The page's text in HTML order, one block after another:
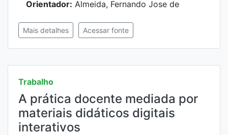
Orientador: Almeida, Fernando Jose de
Mais detalhes Acessar fonte
Trabalho
A prática docente mediada por
materiais didáticos digitais
interativos